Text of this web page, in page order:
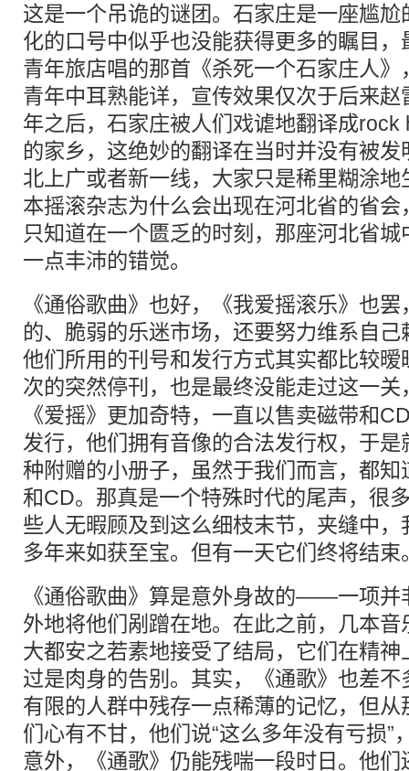
这是一个吊诡的谜团。石家庄是一座尴
化的口号中似乎也没能获得更多的瞩目
青年旅店唱的那首《杀死一个石家庄人
青年中耳熟能详，宣传效果仅次于后来
年之后，石家庄被人们戏谑地翻译成
的家乡，这绝妙的翻译在当时并没有被
北上广或者新一线，大家只是稀里糊涂
本摇滚杂志为什么会出现在河北省的省
只知道在一个匮乏的时刻，那座河北省
一点丰沛的错觉。
《通俗歌曲》也好，《我爱摇滚乐》也
的、脆弱的乐迷市场，还要努力维系自
他们所用的刊号和发行方式其实都比较
次的突然停刊 ，也是最终没能走过这一
《爱摇》更加奇特，一直以售卖磁带和
发行，他们拥有音像的合法发行权，于
种附赠的小册子，虽然于我们而言，都
和CD。那真是一个特殊时代的尾声，很
些人无暇顾及到这么细枝末节，夹缝中
多年来如获至宝。但有一天它们终将结束
《通俗歌曲》算是意外身故的——一项并
外地将他们剐蹭在地。在此之前，几本
大都安之若素地接受了结局，它们在精
过是肉身的告别。其实，《通歌》也差
有限的人群中残存一点稀薄的记忆，但
们心有不甘，他们说“这么多年没有亏损”
意外，《通歌》仍能残喘一段时日。他